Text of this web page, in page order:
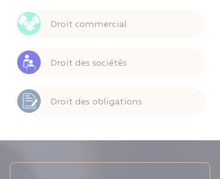
Droit commercial
Droit des sociétés
Droit des obligations